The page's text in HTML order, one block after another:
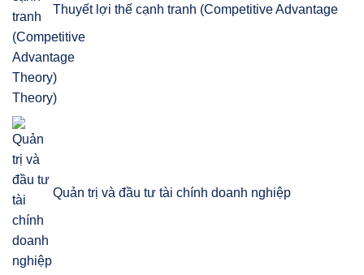
Thuyết lợi thế cạnh tranh (Competitive Advantage
Theory)
Quản trị và đầu tư tài chính doanh nghiệp